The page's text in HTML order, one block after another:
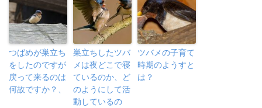
つばめが巣立ち
をしたのですが
戻って来るのは
何故ですか？、
巣立ちしたツバ
メは夜どこで寝
ているのか、ど
のようにして活
動しているの
ツバメの子育て
時期のようすと
は？